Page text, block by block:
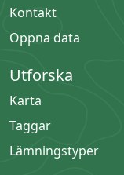
Kontakt
Öppna data
Utforska
Karta
Taggar
Lämningstyper